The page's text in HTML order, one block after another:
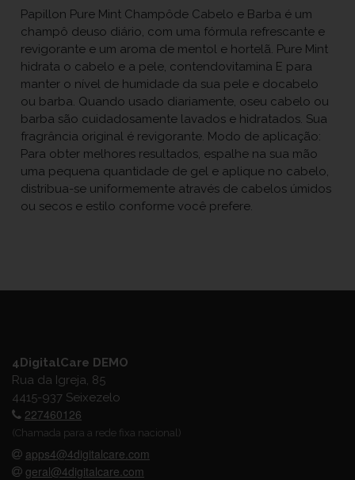
Papillon Pure Mint Champôde Cabelo e Barba é um
champô deuso diário, com uma fórmula refrescante e
revigorante e um aroma de mentol e hortelã. Pure Mint
hidrata o cabelo e a pele, contendovitamina E para
manter o nível de humidade da sua pele e docabelo
ou barba. Quando usado diariamente, oseu cabelo ou
barba são cuidadosamente lavados e hidratados. Sua
fragrância original é revigorante. Modo de aplicação:
Para obter melhores resultados, espalhe na sua mão
uma pequena quantidade de gel e aplique no cabelo,
distribua-se uniformemente através de cabelos úmidos
ou secos e estilo conforme você prefere.
4DigitalCare DEMO
Rua da Igreja, 85
4415-937 Seixezelo
227460126
(Chamada para a rede fixa nacional)
apps4@4digitalcare.com
geral@4digitalcare.com